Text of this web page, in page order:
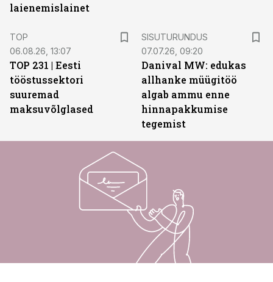
laienemislainet
TOP
06.08.26, 13:07
TOP 231 | Eesti
tööstussektori
suuremad
maksuvõlglased
SISUTURUNDUS
07.07.26, 09:20
Danival MW: edukas
allhanke müügitöö
algab ammu enne
hinnapakkumise
tegemist